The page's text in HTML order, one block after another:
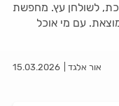
לשולחן עץ. מחפשת
עם מי אוכל
אור אלגד 15.03.2026